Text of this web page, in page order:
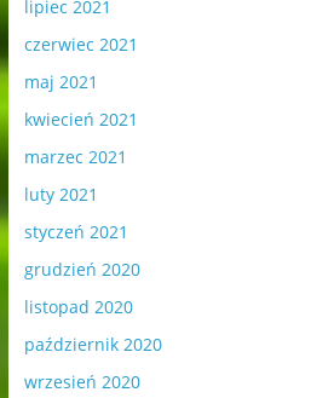
lipiec 2021
czerwiec 2021
maj 2021
kwiecień 2021
marzec 2021
luty 2021
styczeń 2021
grudzień 2020
listopad 2020
październik 2020
wrzesień 2020